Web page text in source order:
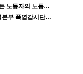
주노총 7.15 총파업대회
시단 선포 기자회견